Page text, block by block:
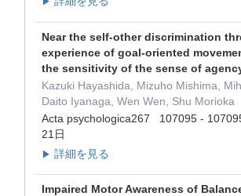
Near the self-other discrimination
experience of goal-oriented
the sensitivity of the sense of
Kazuki Hayashida, Mizuho Mishima,
Daito Iyanaga, Wen Wen, Shu Morioka
Acta psychologica267 107095 -
21日
▶ 詳細を見る
Impaired Motor Awareness of